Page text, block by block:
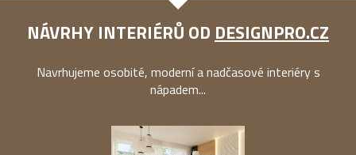
NÁVRHY INTERIÉRŮ OD DESIGNPRO.CZ
Navrhujeme osobité, moderní a nadčasové interiéry s
nápadem...